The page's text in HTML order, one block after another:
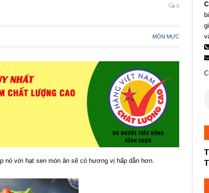
0
MÓN MỰC
nó với hạt sen món ăn sẽ có hương vị hấp dẫn hơn.